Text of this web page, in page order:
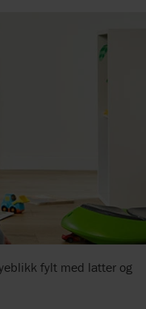
fylt med latter og